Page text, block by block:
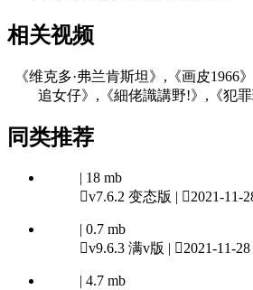
相关视频
《维克多·弗兰肯斯坦》,《画皮1966
追女仔》,《細佬識講野!》,《犯罪
同类推荐
| 18 mb
v7.6.2 变态版 | 2021-11-
| 0.7 mb
v9.6.3 满v版 | 2021-11-
| 4.7 mb